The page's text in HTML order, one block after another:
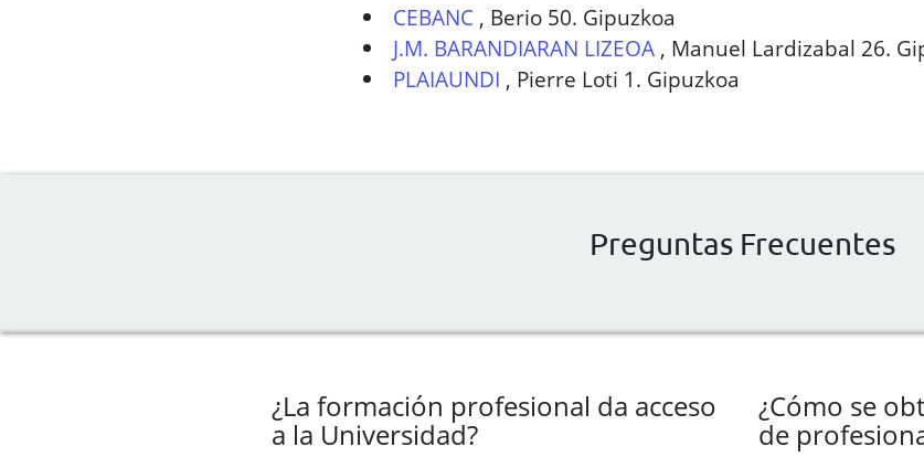
CEBANC , Berio 50. Gipuzkoa
J.M. BARANDIARAN LIZEOA , Manuel Lardizabal 26.
PLAIAUNDI , Pierre Loti 1. Gipuzkoa
Preguntas Frecuentes
¿La formación profesional da acceso
a la Universidad?
¿Cómo se
de